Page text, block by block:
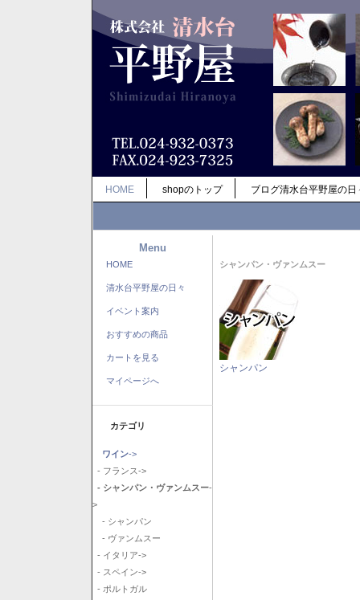
HOME shopのトップ ブログ清水台平野屋の日
Menu
HOME
清水台平野屋の日々
イベント案内
おすすめの商品
カートを見る
マイページへ
カテゴリ
ワイン->
- フランス->
- シャンパン・ヴァンムスー-
>
- シャンパン
- ヴァンムスー
- イタリア->
- スペイン->
- ポルトガル
シャンパン・ヴァンムスー
シャンパン